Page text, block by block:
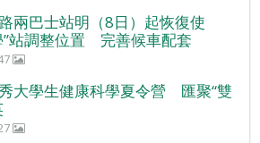
兩巴士站明（8日）起恢復使
站調整位置 完善候車配套
大學生健康科學夏令營 匯聚“雙